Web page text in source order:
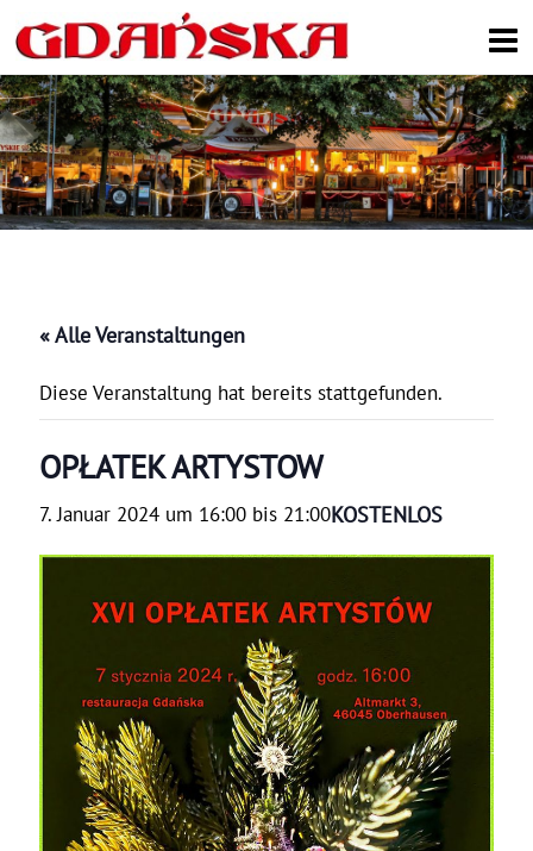
Search
« Alle Veranstaltungen
Diese Veranstaltung hat bereits stattgefunden.
OPŁATEK ARTYSTOW
7. Januar 2024 um 16:00 bis 21:00KOSTENLOS